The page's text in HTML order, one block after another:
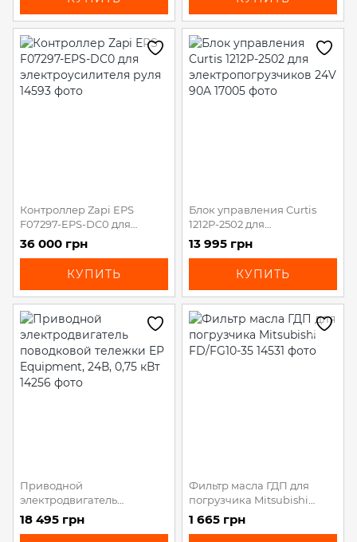
Контроллер Zapi EPS
F07297-EPS-DC0 для
электроусилителя руля
36 000 грн
КУПИТЬ
Блок управления Curtis
1212P-2502 для
электропогрузчиков 24V
13 995 грн
КУПИТЬ
Приводной
электродвигатель
поводковой тележки EP
Equipment, 24В, 0,75 кВт
18 495 грн
Фильтр масла ГДП для
погрузчика Mitsubishi
FD/FG10-35
1 665 грн